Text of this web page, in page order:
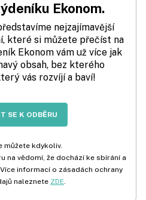
Ekonom.
nejzajímavější
které si můžete přečíst na
Ekonom vám už více jak
obsah, bez kterého
vás rozvíjí a baví!
SE K ODBĚRU
můžete kdykoliv.
na vědomí, že dochází ke sbírání a
informací o zásadách ochrany
naleznete ZDE.